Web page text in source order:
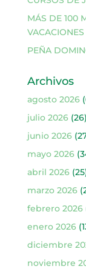
MÁS DE 100
PEÑA
Archivos
agosto 2026
julio 2026(26)
junio 2026
mayo 2026
abril 2026
marzo 2026
febrero 2026
enero 2026
diciembre
noviembre